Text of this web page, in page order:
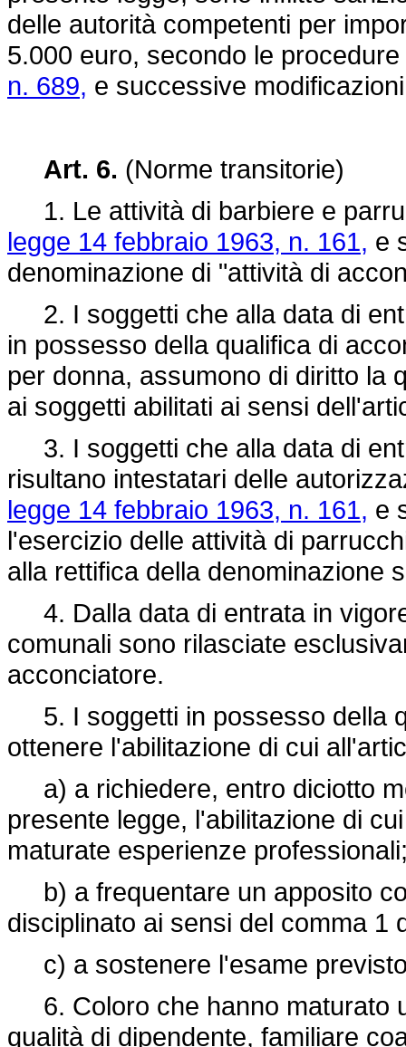
delle autorità competenti per
5.000 euro, secondo le
n. 689, e successive
Art. 6. (Norme transitorie)
1. Le attività di barbiere e
legge 14 febbraio 1963, n. 161, e
denominazione di "attività di
2. I soggetti che alla data di
in possesso della qualifica di
per donna, assumono di diritto la
ai soggetti abilitati ai sensi
3. I soggetti che alla data di
risultano intestatari delle
legge 14 febbraio 1963, n. 161, e
l'esercizio delle attività di
alla rettifica della denominazione
4. Dalla data di entrata in
comunali sono rilasciate
acconciatore.
5. I soggetti in possesso della
ottenere l'abilitazione di cui
a) a richiedere, entro diciotto
presente legge, l'abilitazione di
maturate esperienze
b) a frequentare un apposito
disciplinato ai sensi del comma 1
c) a sostenere l'esame
6. Coloro che hanno maturato
qualità di dipendente, familiare